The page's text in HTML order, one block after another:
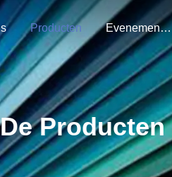
Producten Evenementen
Producten